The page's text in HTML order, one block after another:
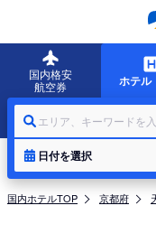
国内格安
航空券
ホテル
エリア、キーワードを
日付を選択
国内ホテルTOP 京都府